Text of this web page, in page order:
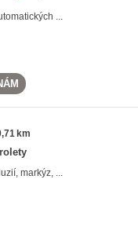
...
km
markýz, ...